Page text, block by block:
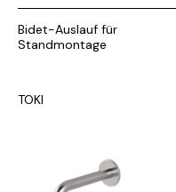
Bidet-Auslauf für
Standmontage
TOKI